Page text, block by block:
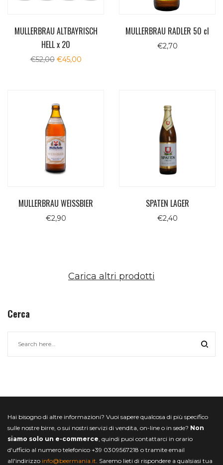
MULLERBRAU ALTBAYRISCH
HELL x 20
€52,00 Il
€45,00Il
MULLERBRAU RADLER 50 cl
€2,70
MULLERBRAU WEISSBIER
€2,90
SPATEN LAGER
€2,40
Carica altri prodotti
Cerca
Hai bisogno di altre informazioni? Vuoi sapere qualcosa di più specifico
sulle nostre birre, o sui nostri servizi di vendita, on-line o in sede? Non
siamo solo un e-commerce, quindi puoi contattarci in orario
d'ufficio al numero telefonico +39 0309567218 o tramite email
all'indirizzo info@beermania.it. Saremo lieti di rispondere a qualsiasi tua